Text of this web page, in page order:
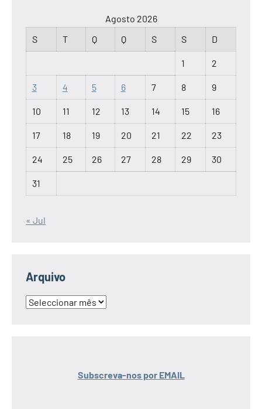
Agosto 2026
S
T Q Q S S D
1 2
3 4 5 6 7 8 9
10 11 12 13 14 15 16
17 18 19 20 21 22 23
24 25 26 27 28 29 30
31
« Jul
Arquivo
Arquivo
Subscreva-nos por EMAIL